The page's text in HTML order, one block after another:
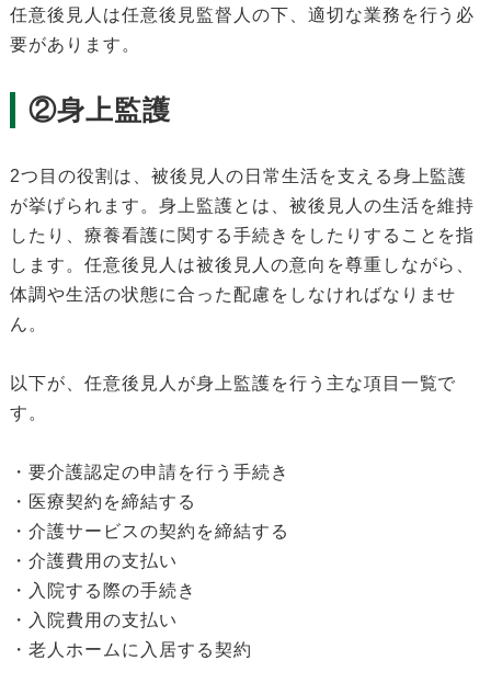
任意後見人は任意後見監督人の下、適切な業務を行う必
要があります。
②身上監護
2つ目の役割は、被後見人の日常生活を支える身上監護
が挙げられます。身上監護とは、被後見人の生活を維持
したり、療養看護に関する手続きをしたりすることを指
します。任意後見人は被後見人の意向を尊重しながら、
体調や生活の状態に合った配慮をしなければなりませ
ん。
以下が、任意後見人が身上監護を行う主な項目一覧で
す。
・要介護認定の申請を行う手続き
・医療契約を締結する
・介護サービスの契約を締結する
・介護費用の支払い
・入院する際の手続き
・入院費用の支払い
・老人ホームに入居する契約